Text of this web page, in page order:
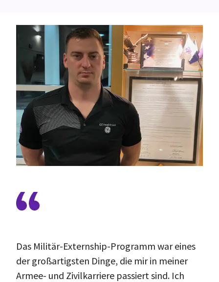
Das Militär-Externship-Programm war eines
der großartigsten Dinge, die mir in meiner
Armee- und Zivilkarriere passiert sind. Ich